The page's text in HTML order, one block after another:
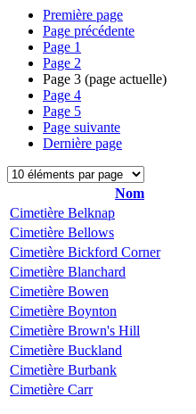
Première page
Page précédente
Page 1
Page 2
Page 3 (page actuelle)
Page 4
Page 5
Page suivante
Dernière page
Nom
Cimetière Belknap
Cimetière Bellows
Cimetière Bickford Corner
Cimetière Blanchard
Cimetière Bowen
Cimetière Boynton
Cimetière Brown's Hill
Cimetière Buckland
Cimetière Burbank
Cimetière Carr